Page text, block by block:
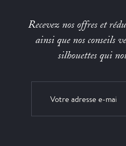
Recevez nos offres et
ainsi que nos conseils
silhouettes qui